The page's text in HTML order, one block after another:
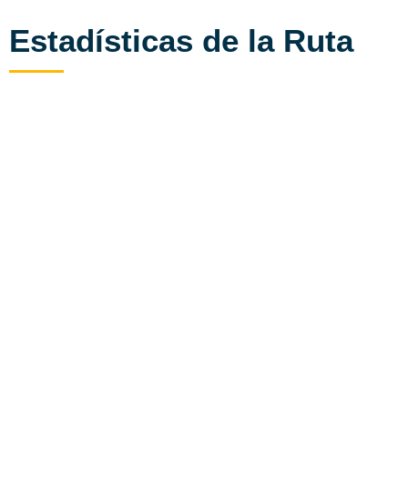
Estadísticas de la Ruta